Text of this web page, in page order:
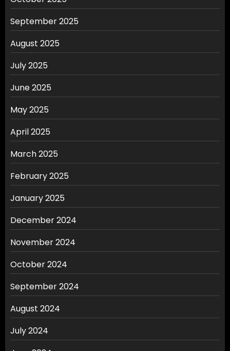
September 2025
August 2025
July 2025
June 2025
May 2025
April 2025
March 2025
February 2025
January 2025
December 2024
November 2024
October 2024
September 2024
August 2024
July 2024